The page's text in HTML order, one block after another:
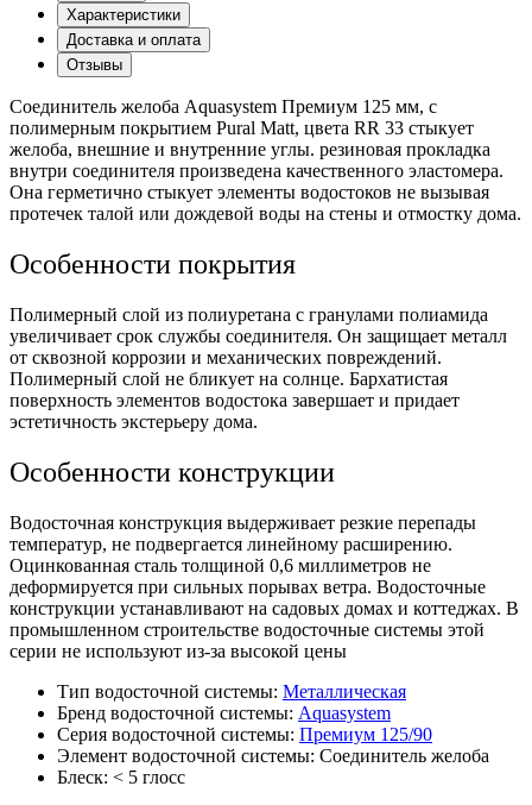
Характеристики
Доставка и оплата
Отзывы
Соединитель желоба Aquasystem Премиум 125 мм, с
полимерным покрытием Pural Matt, цвета RR 33 стыкует
желоба, внешние и внутренние углы. резиновая прокладка
внутри соединителя произведена качественного эластомера.
Она герметично стыкует элементы водостоков не вызывая
протечек талой или дождевой воды на стены и отмостку дома.
Особенности покрытия
Полимерный слой из полиуретана с гранулами полиамида
увеличивает срок службы соединителя. Он защищает металл
от сквозной коррозии и механических повреждений.
Полимерный слой не бликует на солнце. Бархатистая
поверхность элементов водостока завершает и придает
эстетичность экстерьеру дома.
Особенности конструкции
Водосточная конструкция выдерживает резкие перепады
температур, не подвергается линейному расширению.
Оцинкованная сталь толщиной 0,6 миллиметров не
деформируется при сильных порывах ветра. Водосточные
конструкции устанавливают на садовых домах и коттеджах. В
промышленном строительстве водосточные системы этой
серии не используют из-за высокой цены
Тип водосточной системы: Металлическая
Бренд водосточной системы: Aquasystem
Серия водосточной системы: Премиум 125/90
Элемент водосточной системы: Соединитель желоба
Блеск: < 5 глосс